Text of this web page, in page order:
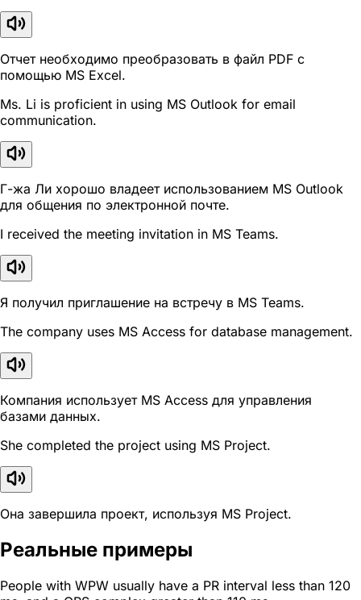
Отчет необходимо преобразовать в файл PDF с
помощью MS Excel.
Ms. Li is proficient in using MS Outlook for email
communication.
Г-жа Ли хорошо владеет использованием MS Outlook
для общения по электронной почте.
I received the meeting invitation in MS Teams.
Я получил приглашение на встречу в MS Teams.
The company uses MS Access for database management.
Компания использует MS Access для управления
базами данных.
She completed the project using MS Project.
Она завершила проект, используя MS Project.
Реальные примеры
People with WPW usually have a PR interval less than 120